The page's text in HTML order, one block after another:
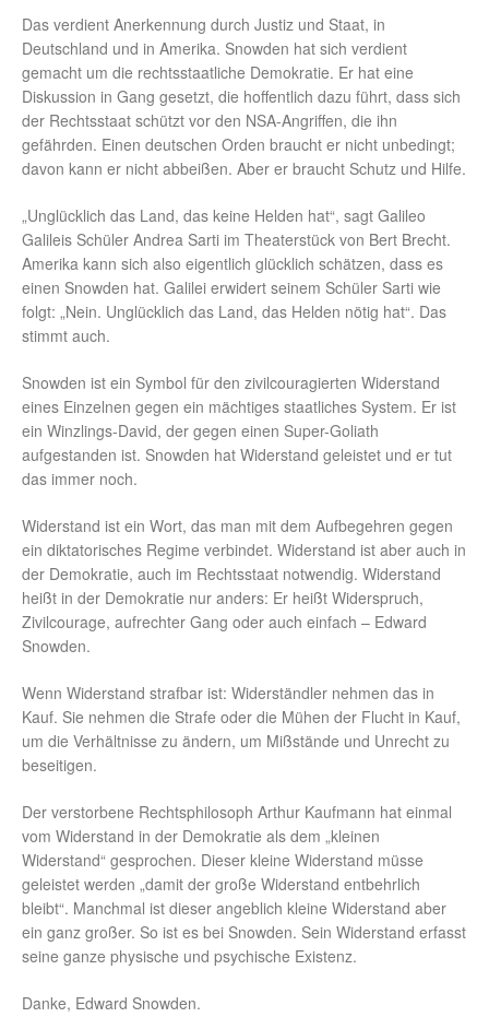
Das verdient Anerkennung durch Justiz und Staat, in
Deutschland und in Amerika. Snowden hat sich verdient
gemacht um die rechtsstaatliche Demokratie. Er hat eine
Diskussion in Gang gesetzt, die hoffentlich dazu führt, dass sich
der Rechtsstaat schützt vor den NSA-Angriffen, die ihn
gefährden. Einen deutschen Orden braucht er nicht unbedingt;
davon kann er nicht abbeißen. Aber er braucht Schutz und Hilfe.
„Unglücklich das Land, das keine Helden hat“, sagt Galileo
Galileis Schüler Andrea Sarti im Theaterstück von Bert Brecht.
Amerika kann sich also eigentlich glücklich schätzen, dass es
einen Snowden hat. Galilei erwidert seinem Schüler Sarti wie
folgt: „Nein. Unglücklich das Land, das Helden nötig hat“. Das
stimmt auch.
Snowden ist ein Symbol für den zivilcouragierten Widerstand
eines Einzelnen gegen ein mächtiges staatliches System. Er ist
ein Winzlings-David, der gegen einen Super-Goliath
aufgestanden ist. Snowden hat Widerstand geleistet und er tut
das immer noch.
Widerstand ist ein Wort, das man mit dem Aufbegehren gegen
ein diktatorisches Regime verbindet. Widerstand ist aber auch in
der Demokratie, auch im Rechtsstaat notwendig. Widerstand
heißt in der Demokratie nur anders: Er heißt Widerspruch,
Zivilcourage, aufrechter Gang oder auch einfach – Edward
Snowden.
Wenn Widerstand strafbar ist: Widerständler nehmen das in
Kauf. Sie nehmen die Strafe oder die Mühen der Flucht in Kauf,
um die Verhältnisse zu ändern, um Mißstände und Unrecht zu
beseitigen.
Der verstorbene Rechtsphilosoph Arthur Kaufmann hat einmal
vom Widerstand in der Demokratie als dem „kleinen
Widerstand“ gesprochen. Dieser kleine Widerstand müsse
geleistet werden „damit der große Widerstand entbehrlich
bleibt“. Manchmal ist dieser angeblich kleine Widerstand aber
ein ganz großer. So ist es bei Snowden. Sein Widerstand erfasst
seine ganze physische und psychische Existenz.
Danke, Edward Snowden.